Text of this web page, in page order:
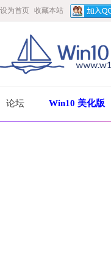
设为首页 收藏本站
论坛 Win10 美化版